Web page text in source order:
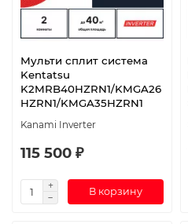
Мульти сплит система
Kentatsu
K2MRB40HZRN1/KMGA26
HZRN1/KMGA35HZRN1
Kanami Inverter
115 500 ₽
В корзину